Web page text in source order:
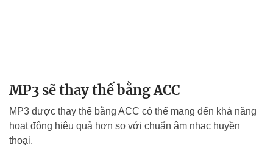
MP3 sẽ thay thế bằng ACC
MP3 được thay thế bằng ACC có thể mang đến khả năng
hoạt động hiệu quả hơn so với chuẩn âm nhạc huyền
thoại.